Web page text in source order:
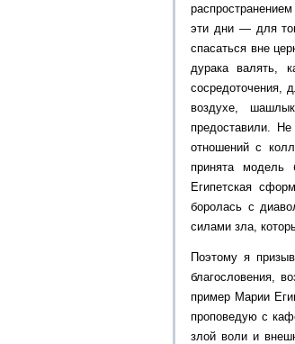
эти дни — для
спасаться вне
дурака валять,
сосредоточения,
воздухе,
предоставили.
отношений с
принята модель
Египетская
боролась с
силами зла,
Поэтому я
благословения,
пример Марии
проповедую с
злой воли и